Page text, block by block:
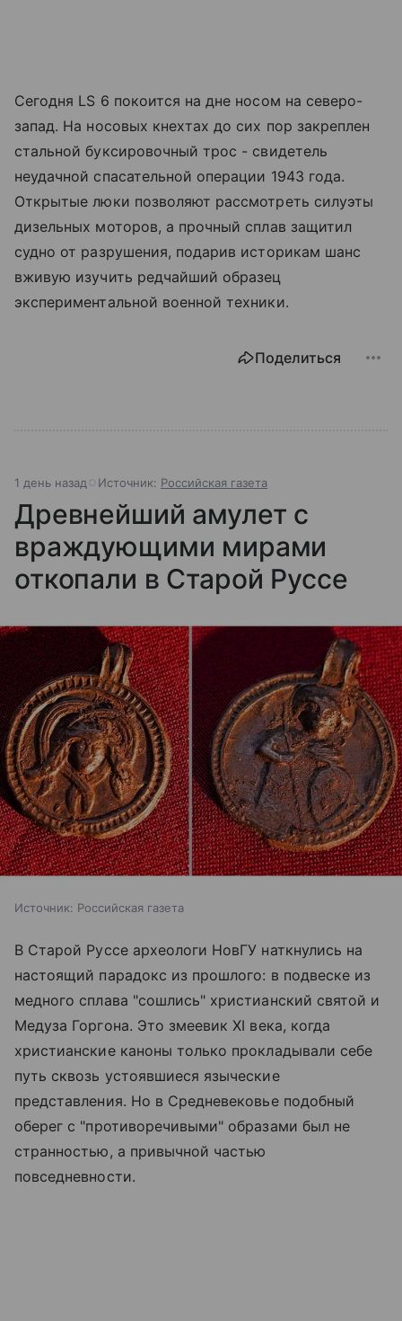
Сегодня LS 6 покоится на дне носом на северо-
запад. На носовых кнехтах до сих пор закреплен
стальной буксировочный трос - свидетель
неудачной спасательной операции 1943 года.
Открытые люки позволяют рассмотреть силуэты
дизельных моторов, а прочный сплав защитил
судно от разрушения, подарив историкам шанс
вживую изучить редчайший образец
экспериментальной военной техники.
Поделиться
1 день назад Источник: Российская газета
Древнейший амулет с
враждующими мирами
откопали в Старой Руссе
Источник: Российская газета
В Старой Руссе археологи НовГУ наткнулись на
настоящий парадокс из прошлого: в подвеске из
медного сплава "сошлись" христианский святой и
Медуза Горгона. Это змеевик XI века, когда
христианские каноны только прокладывали себе
путь сквозь устоявшиеся языческие
представления. Но в Средневековье подобный
оберег с "противоречивыми" образами был не
странностью, а привычной частью
повседневности.